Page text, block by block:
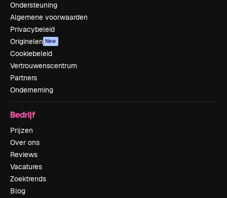
Ondersteuning
Algemene voorwaarden
Privacybeleid
Originelen New
Cookiebeleid
Vertrouwenscentrum
Partners
Onderneming
Bedrijf
Prijzen
Over ons
Reviews
Vacatures
Zoektrends
Blog